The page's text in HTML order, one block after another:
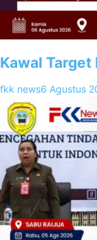
Kawal Target
fkk news6 Agustus